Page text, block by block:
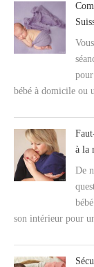
pour
bébé à domicile ou
à la
De
son intérieur pour